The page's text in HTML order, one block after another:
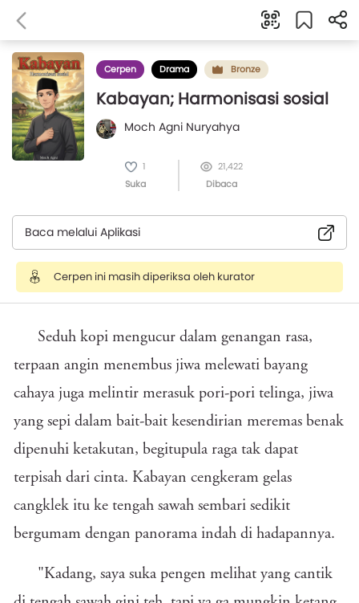
Cerpen Drama Bronze
Kabayan; Harmonisasi sosial
Moch Agni Nuryahya
1
Suka
21,422
Dibaca
Baca melalui Aplikasi
Cerpen ini masih diperiksa oleh kurator
Seduh kopi mengucur dalam genangan rasa,
terpaan angin menembus jiwa melewati bayang
cahaya juga melintir merasuk pori-pori telinga, jiwa
yang sepi dalam bait-bait kesendirian meremas benak
dipenuhi ketakutan, begitupula raga tak dapat
terpisah dari cinta. Kabayan cengkeram gelas
cangklek itu ke tengah sawah sembari sedikit
bergumam dengan panorama indah di hadapannya.
"Kadang, saya suka pengen melihat yang cantik